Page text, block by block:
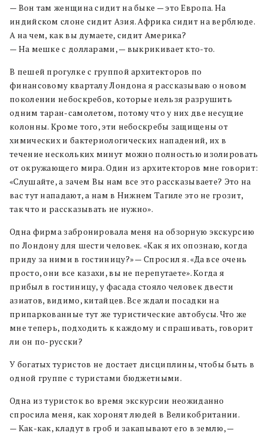
— Вон там женщина сидит на быке — это Европа. На
индийском слоне сидит Азия. Африка сидит на верблюде.
А на чем, как вы думаете, сидит Америка?
— На мешке с долларами, — выкрикивает кто-то.
В пешей прогулке с группой архитекторов по
финансовому кварталу Лондона я рассказываю о новом
поколении небоскребов, которые нельзя разрушить
одним таран-самолетом, потому что у них две несущие
колонны. Кроме того, эти небоскребы защищены от
химических и бактериологических нападений, их в
течение нескольких минут можно полностью изолировать
от окружающего мира. Один из архитекторов мне говорит:
«Слушайте, а зачем Вы нам все это рассказываете? Это на
вас тут нападают, а нам в Нижнем Тагиле это не грозит,
так что и рассказывать не нужно».
Одна фирма забронировала меня на обзорную экскурсию
по Лондону для шести человек. «Как я их опознаю, когда
приду за ними в гостиницу?» — Спросил я. «Да все очень
просто, они все казахи, вы не перепутаете». Когда я
прибыл в гостиницу, у фасада стояло человек двести
азиатов, видимо, китайцев. Все ждали посадки на
припаркованные тут же туристические автобусы. Что же
мне теперь, подходить к каждому и спрашивать, говорит
ли он по-русски?
У богатых туристов не достает дисциплины, чтобы быть в
одной группе с туристами бюджетными.
Одна из туристок во время экскурсии неожиданно
спросила меня, как хоронят людей в Великобритании.
— Как-как, кладут в гроб и закапывают его в землю, —